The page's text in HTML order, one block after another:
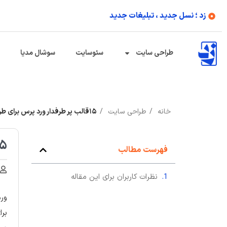
زد ؛ نسل جدید ، تبلیغات جدید
طراحی سایت سئوسایت سوشال مدیا
خانه طراحی سایت ۱۵قالب پر طرفدار ورد پرس برای طراحی سایت
فهرست مطالب
نظرات کاربران برای این مقاله
۱۵قالب پر